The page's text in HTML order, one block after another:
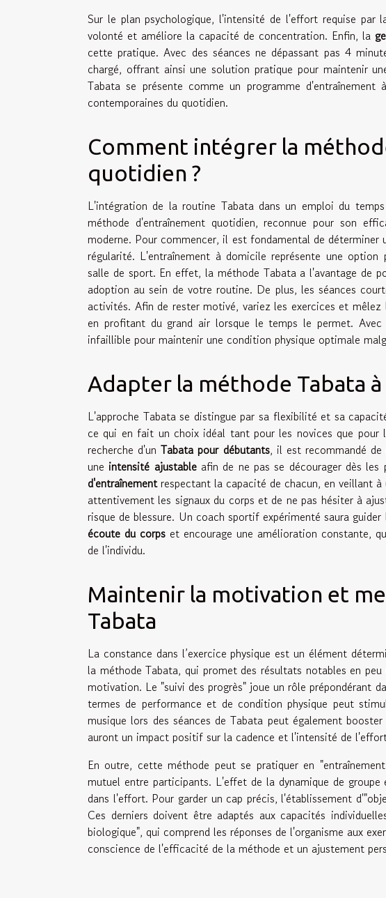
Sur le plan psychologique, l'intensité de l'effort requise par
volonté et améliore la capacité de concentration. Enfin, la
cette pratique. Avec des séances ne dépassant pas 4
chargé, offrant ainsi une solution pratique pour maintenir
Tabata se présente comme un programme
contemporaines du quotidien.
Comment intégrer la
quotidien ?
L'intégration de la routine Tabata dans un emploi du
méthode d'entraînement quotidien, reconnue pour son
moderne. Pour commencer, il est fondamental de
régularité. L'entraînement à domicile représente une
salle de sport. En effet, la méthode Tabata a l'avantage de
adoption au sein de votre routine. De plus, les séances
activités. Afin de rester motivé, variez les exercices et
en profitant du grand air lorsque le temps le permet.
infaillible pour maintenir une condition physique optimale
Adapter la méthode Tabata
L'approche Tabata se distingue par sa flexibilité et sa
ce qui en fait un choix idéal tant pour les novices que pour
recherche d'unTabata pour débutants, il est recommandé de
une intensité ajustableafin de ne pas se décourager dès les
d'entraînementrespectant la capacité de chacun, en veillant à
attentivement les signaux du corps et de ne pas hésiter à
risque de blessure. Un coach sportif expérimenté saura
écoute du corpset encourage une amélioration constante,
de l'individu.
Maintenir la motivation et
Tabata
La constance dans l’exercice physique est un élément
la méthode Tabata, qui promet des résultats notables en
motivation. Le "suivi des progrès" joue un rôle prépondérant
termes de performance et de condition physique peut
musique lors des séances de Tabata peut également
auront un impact positif sur la cadence et l'intensité de
En outre, cette méthode peut se pratiquer en
mutuel entre participants. L'effet de la dynamique de
dans l'effort. Pour garder un cap précis, l'établissement
Ces derniers doivent être adaptés aux capacités
biologique", qui comprend les réponses de l'organisme aux
conscience de l'efficacité de la méthode et un ajustement